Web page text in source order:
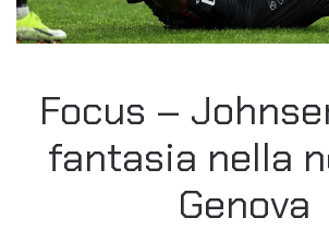
Focus –
fantasia nella
Genova